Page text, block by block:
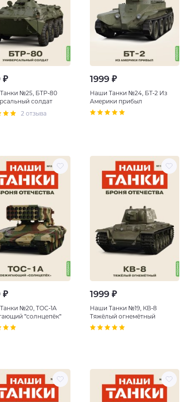
₽
№25, БТР-80
солдат
2 отзыва
1999 ₽
Наши Танки №24, БТ-2 Из
Америки прибыл
₽
№20, TОС-1A
"солнцепёк"
1999 ₽
Наши Танки №19, КВ-8
Тяжёлый огнемётный